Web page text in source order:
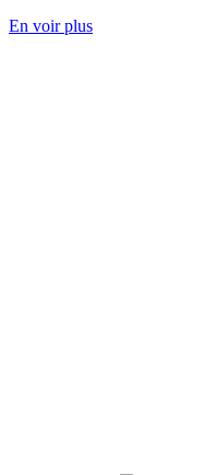
En voir plus